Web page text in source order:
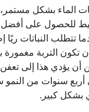
الماء بشكل
للحصول على أفضل
تتطلب النباتات ريًا
تكون التربة مغمورة
أن يؤدي هذا إلى
أربع سنوات من
بشكل كبير.